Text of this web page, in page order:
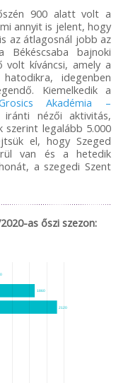
900 alatt volt a
annyit is jelent, hogy
az átlagosnál jobb az
Békéscsaba bajnoki
volt kíváncsi, amely a
idegenben
Kiemelkedik a
Akadémia –
iránti nézői aktivitás,
szerint legalább 5.000
el, hogy Szeged
van és a hetedik
a szegedi Szent
as őszi szezon:
1860
2120